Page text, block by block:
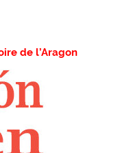
de l’Aragon